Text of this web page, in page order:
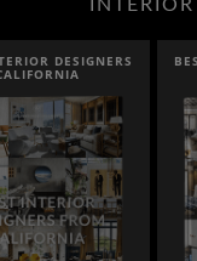
BEST INTERIOR DESIGNERS
FLORIDA